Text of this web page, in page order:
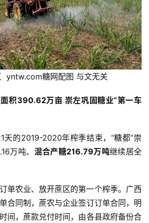
yntw.com糖网配图 与文无关
积390.62万亩 崇左巩固糖业“第一车
天的2019-2020年榨季结束，“糖都”崇
万吨、 混合产糖216.79万吨继续居全
单农业、放开蔗区的第一个榨季。广西
合同制，蔗农与企业签订订单合同，明
间，蔗款兑付时间，由各县政府备份合